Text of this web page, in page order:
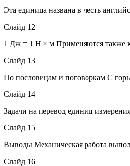
Эта единица названа в честь
Слайд 12
1 Дж = 1 Н × м Применяются также
Слайд 13
По пословицам и поговоркам С горы
Слайд 14
Задачи на перевод единиц
Слайд 15
Выводы Механическая работа
Слайд 16